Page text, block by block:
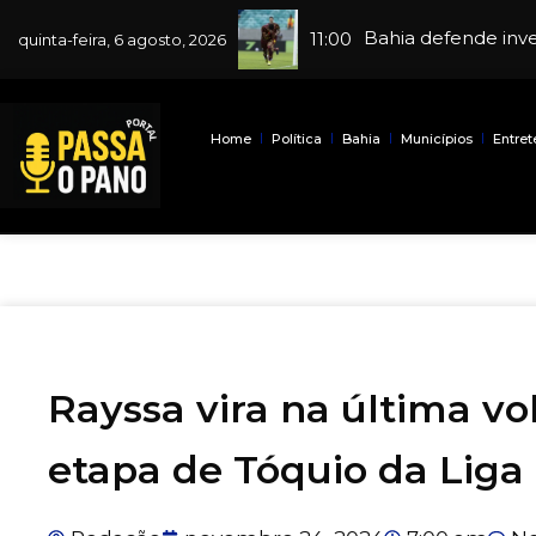
quinta-feira, 6 agosto, 2026 11:00 Bahia defende
Comércio da
Caminho até as
Home Política Bahia Municípios
Rayssa vira na última
etapa de Tóquio da